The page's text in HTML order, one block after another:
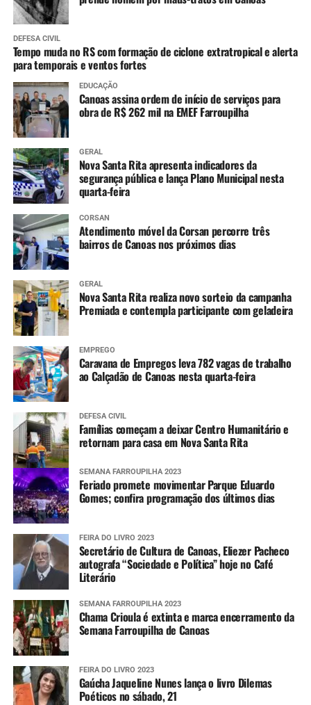
DEFESA CIVIL
Tempo muda no RS com formação de ciclone extratropical e alerta
para temporais e ventos fortes
EDUCAÇÃO
Canoas assina ordem de início de serviços para
obra de R$ 262 mil na EMEF Farroupilha
GERAL
Nova Santa Rita apresenta indicadores da
segurança pública e lança Plano Municipal nesta
quarta-feira
CORSAN
Atendimento móvel da Corsan percorre três
bairros de Canoas nos próximos dias
GERAL
Nova Santa Rita realiza novo sorteio da campanha
Premiada e contempla participante com geladeira
EMPREGO
Caravana de Empregos leva 782 vagas de trabalho
ao Calçadão de Canoas nesta quarta-feira
DEFESA CIVIL
Famílias começam a deixar Centro Humanitário e
retornam para casa em Nova Santa Rita
SEMANA FARROUPILHA 2023
Feriado promete movimentar Parque Eduardo
Gomes; confira programação dos últimos dias
FEIRA DO LIVRO 2023
Secretário de Cultura de Canoas, Eliezer Pacheco
autografa “Sociedade e Política” hoje no Café
Literário
SEMANA FARROUPILHA 2023
Chama Crioula é extinta e marca encerramento da
Semana Farroupilha de Canoas
FEIRA DO LIVRO 2023
Gaúcha Jaqueline Nunes lança o livro Dilemas
Poéticos no sábado, 21